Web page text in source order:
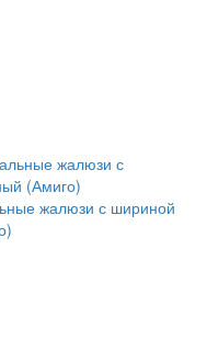
жалюзи с шириной